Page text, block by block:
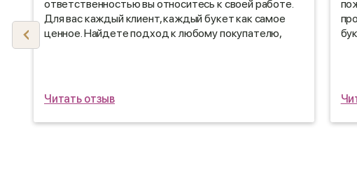
ответственностью вы относитесь к своей работе.
Для вас каждый клиент, каждый букет как самое
ценное. Найдете подход к любому покупателю,
Читать отзыв